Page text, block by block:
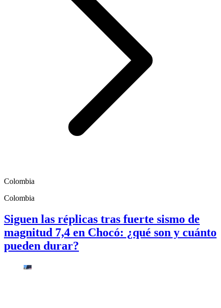
Colombia
Colombia
Siguen las réplicas tras fuerte sismo de
magnitud 7,4 en Chocó: ¿qué son y cuánto
pueden durar?